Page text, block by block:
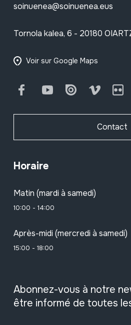
soinuenea@soinuenea.eus
Tornola kalea, 6 - 20180
Voir sur Google Maps
FacebookYoutube Issuu Vimeo
Contact
Horaire
Matin (mardi à samedi)
10:00 - 14:00
Après-midi (mercredi à samedi)
15:00 - 18:00
Abonnez-vous à notre
être informé de toutes